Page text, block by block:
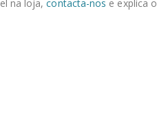
na loja,contacta-nos e explica